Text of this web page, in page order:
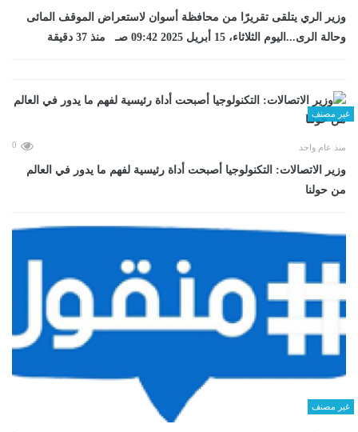
وزير الري يتلقى تقريرًا من محافظة أسوان لاستعراض الموقف المائى
وحالة الرى...اليوم الثلاثاء، 15 أبريل 2025 09:42 صـ منذ 37 دقيقة
غير مصنف
منذ عام واحد 0
وزير الاتصالات: التكنولوجيا أصبحت أداة رئيسية لفهم ما يدور في العالم
من حولنا
غير مصنف